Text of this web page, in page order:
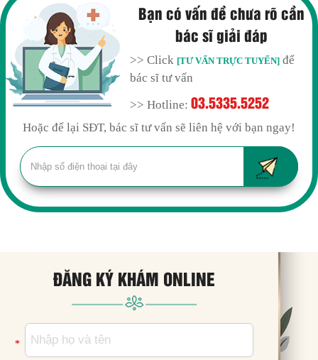
Bạn có vấn đề chưa rõ cần
bác sĩ giải đáp
>> Click [TƯ VẤN TRỰC TUYẾN] để
bác sĩ tư vấn
>> Hotline:03.5335.5252
Hoặc để lại SĐT, bác sĩ tư vấn sẽ liên hệ với bạn ngay!
ĐĂNG KÝ KHÁM ONLINE
*